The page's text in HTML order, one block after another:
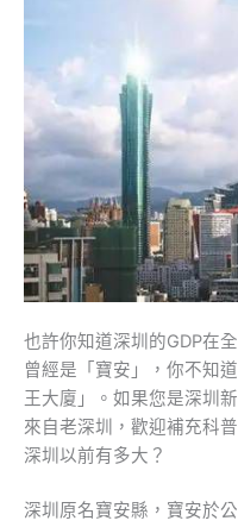
也許你知道深圳的GDP在
曾經是「寶安」，你不知
王大廈」。如果您是深圳
來自老深圳，歡迎補充科普
深圳以前有多大？
深圳原名寶安縣，寶安於